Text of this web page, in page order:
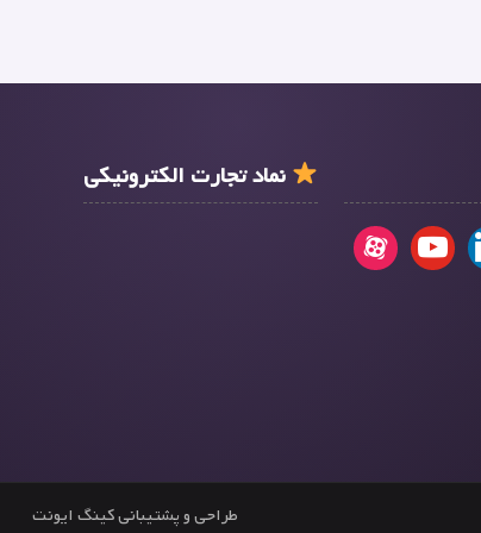
نماد تجارت الکترونیکی
طراحی و پشتیبانی کینگ ایونت